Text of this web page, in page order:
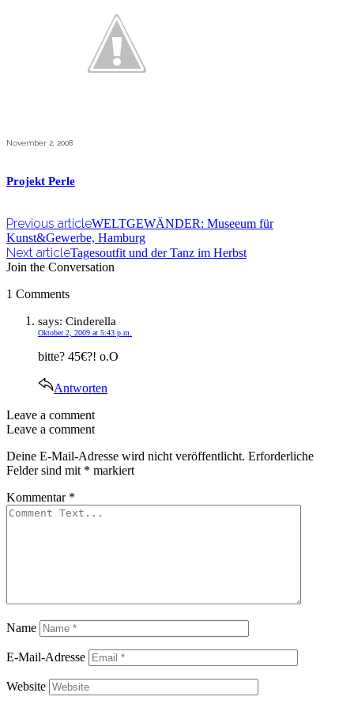
November 2, 2008
Projekt Perle
Previous articleWELTGEWÄNDER: Museeum für
Kunst&Gewerbe, Hamburg
Next articleTagesoutfit und der Tanz im Herbst
Join the Conversation
1 Comments
says: Cinderella
Oktober 2, 2009 at 5:43 p.m.
bitte? 45€?! o.O
Antworten
Leave a comment
Leave a comment
Deine E-Mail-Adresse wird nicht veröffentlicht. Erforderliche
Felder sind mit * markiert
Kommentar *
Name
E-Mail-Adresse
Website